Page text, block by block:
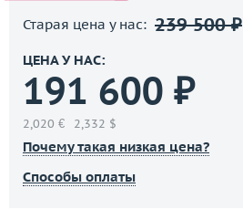
Старая цена у нас: 239 500 ₽
ЦЕНА У НАС:
191 600 ₽
2,020 € 2,332 $
Почему такая низкая цена?
Способы оплаты